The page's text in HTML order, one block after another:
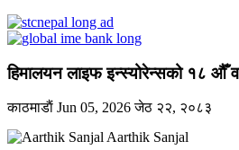
हिमालयन लाइफ इन्स्योरेन्सको १८ औँ
काठमाडाैं Jun 05, 2026जेठ २२, २०८३
Aarthik Sanjal